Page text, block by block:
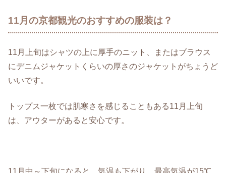
11月の京都観光のおすすめの服装は？
11月上旬はシャツの上に厚手のニット、またはブラウス
にデニムジャケットくらいの厚さのジャケットがちょうど
いいです。
トップス一枚では肌寒さを感じることもある11月上旬
は、アウターがあると安心です。
11月中～下旬になると、気温も下がり、最高気温が15℃